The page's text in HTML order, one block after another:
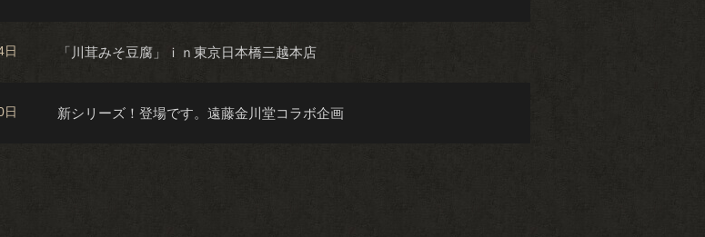
日 「川茸みそ豆腐」ｉｎ東京日本橋三越本店
日 新シリーズ！登場です。遠藤金川堂コラボ企画